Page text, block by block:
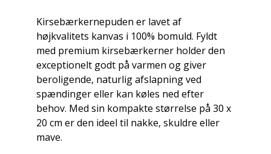
Kirsebærkernepuden er lavet af
højkvalitets kanvas i 100% bomuld. Fyldt
med premium kirsebærkerner holder den
exceptionelt godt på varmen og giver
beroligende, naturlig afslapning ved
spændinger eller kan køles ned efter
behov. Med sin kompakte størrelse på 30 x
20 cm er den ideel til nakke, skuldre eller
mave.